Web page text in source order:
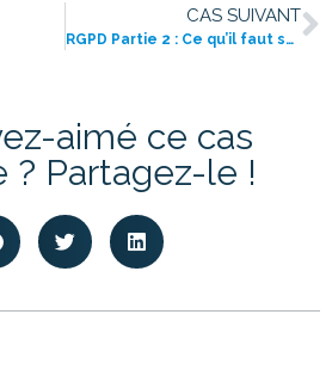
CAS SUIVANT
RGPD Partie 2 : Ce qu’il faut savoir sur les emailings
aimé ce cas
? Partagez-le !